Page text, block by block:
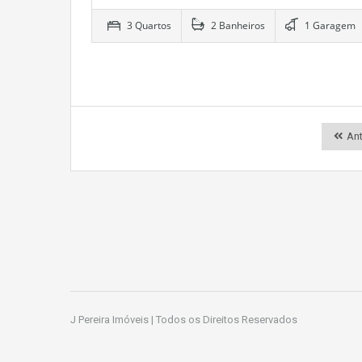
3 Quartos 2 Banheiros 1 Garagem
J Pereira Imóveis | Todos os Direitos Reservados